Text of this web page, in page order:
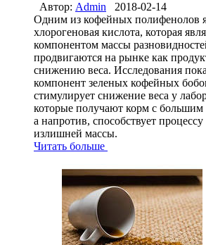
Автор: Admin
2018-02-14
Одним из кофейных полифенолов
хлорогеновая кислота, которая
компонентом массы
продвигаются на рынке как
снижению веса. Исследования
компонент зеленых кофейных
стимулирует снижение веса у
которые получают корм с
а напротив, способствует
излишней массы.
Читать больше